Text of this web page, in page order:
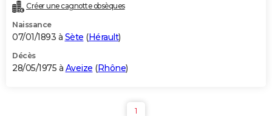
Créer une cagnotte obsèques
Naissance
07/01/1893 à Sète (Hérault)
Décès
28/05/1975 à Aveize (Rhône)
1